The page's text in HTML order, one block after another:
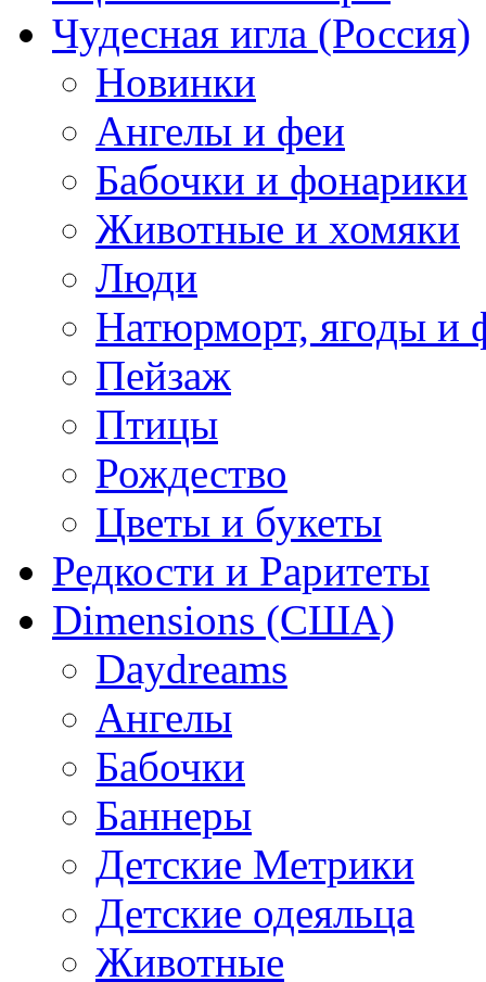
Чудесная игла (Россия)
Новинки
Ангелы и феи
Бабочки и фонарики
Животные и хомяки
Люди
Натюрморт, ягоды и
Пейзаж
Птицы
Рождество
Цветы и букеты
Редкости и Раритеты
Dimensions (США)
Daydreams
Ангелы
Бабочки
Баннеры
Детские Метрики
Детские одеяльца
Животные